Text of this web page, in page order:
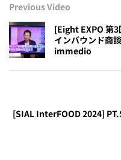
Previous Video
[Eight EXPO 第3
インバウンド商
immedio
[SIAL InterFOOD 2024]